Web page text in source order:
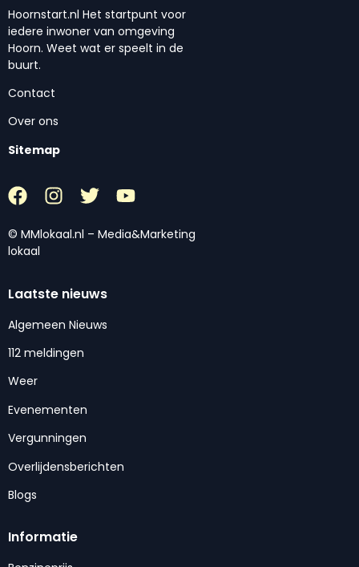
Hoornstart.nl Het startpunt voor
iedere inwoner van omgeving
Hoorn. Weet wat er speelt in de
buurt.
Contact
Over ons
Sitemap
© MMlokaal.nl – Media&Marketing
lokaal
Laatste nieuws
Algemeen Nieuws
112 meldingen
Weer
Evenementen
Vergunningen
Overlijdensberichten
Blogs
Informatie